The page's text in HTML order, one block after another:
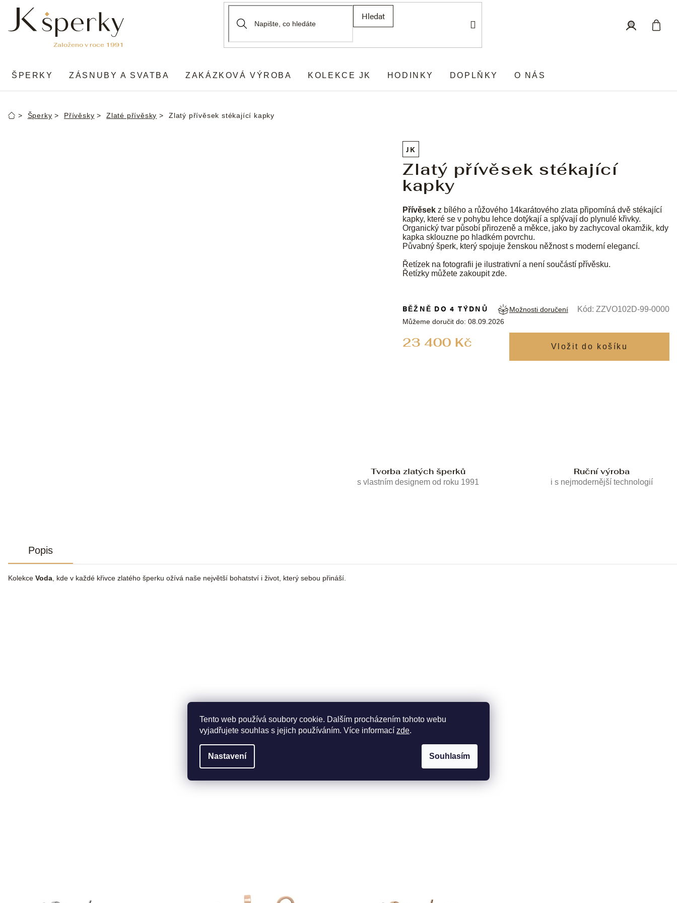
Tento web používá soubory cookie. Dalším procházením tohoto webu
vyjadřujete souhlas s jejich používáním. Více informací zde.
Nastavení Souhlasím
obsah
Hledat
ŠPERKY ZÁSNUBY A SVATBA ZAKÁZKOVÁ VÝROBA KOLEKCE JK HODINKY DOPLŇKY O NÁS
DomůŠperky Přívěsky Zlaté přívěsky Zlatý přívěsek stékající kapky
JK
Zlatý přívěsek stékající
kapky
Přívěsek z bílého a růžového 14karátového zlata připomíná dvě stékající
kapky, které se v pohybu lehce dotýkají a splývají do plynulé křivky.
Organický tvar působí přirozeně a měkce, jako by zachycoval okamžik, kdy
kapka sklouzne po hladkém povrchu.
Půvabný šperk, který spojuje ženskou něžnost s moderní elegancí.
Řetízek na fotografii je ilustrativní a není součástí přívěsku.
Řetízky můžete zakoupitzde.
23 400 Kč
BĚŽNĚ DO 4 TÝDNŮ
Můžeme doručit do: 08.09.2026
Možnosti doručení Kód: ZZVO102D-99-0000
Tvorba zlatých šperků
s vlastním designem od roku 1991
Ruční výroba
i s nejmodernější technologií
Popis
Kolekce Voda , kde v každé křivce zlatého šperku ožívá naše největší bohatství i život, který sebou přináší.